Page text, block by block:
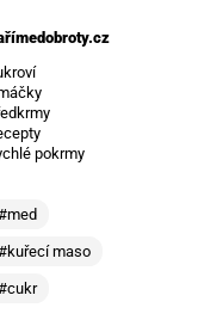
pokrmy
maso